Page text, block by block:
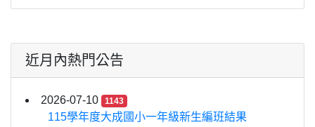
近月內熱門公告
2026-07-10 1143
115學年度大成國小一年級新生編班結果